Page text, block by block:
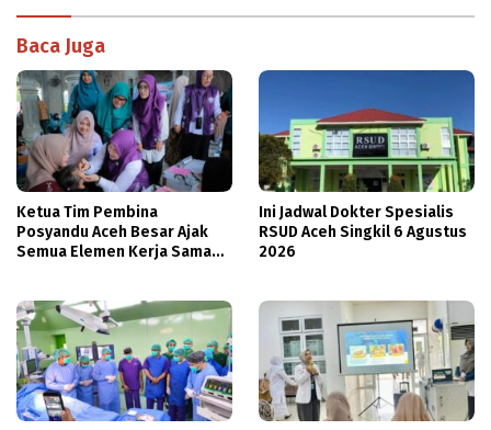
Baca Juga
Ketua Tim Pembina
Posyandu Aceh Besar Ajak
Semua Elemen Kerja Sama
Ini Jadwal Dokter Spesialis
RSUD Aceh Singkil 6 Agustus
2026